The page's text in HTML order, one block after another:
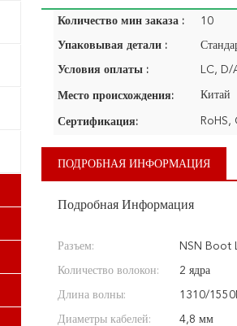
Количество мин заказа : 10
Упаковывая детали :
Условия оплаты :
Место происхождения: Китай
Сертификация: RoHS,
ПОДРОБНАЯ ИНФОРМАЦИЯ
Подробная Информация
Разъем: NSN Boot
Количество волокон: 2 ядра
Длина волны: 1310/
Диаметры кабелей: 4,8 мм